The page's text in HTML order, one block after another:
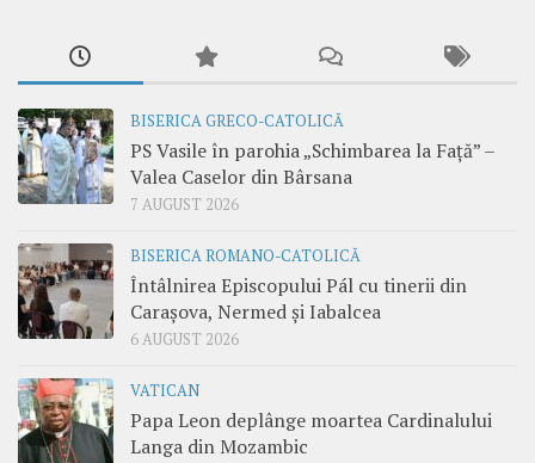
BISERICA GRECO-CATOLICĂ
PS Vasile în parohia „Schimbarea la Față” –
Valea Caselor din Bârsana
7 AUGUST 2026
BISERICA ROMANO-CATOLICĂ
Întâlnirea Episcopului Pál cu tinerii din
Carașova, Nermed și Iabalcea
6 AUGUST 2026
VATICAN
Papa Leon deplânge moartea Cardinalului
Langa din Mozambic